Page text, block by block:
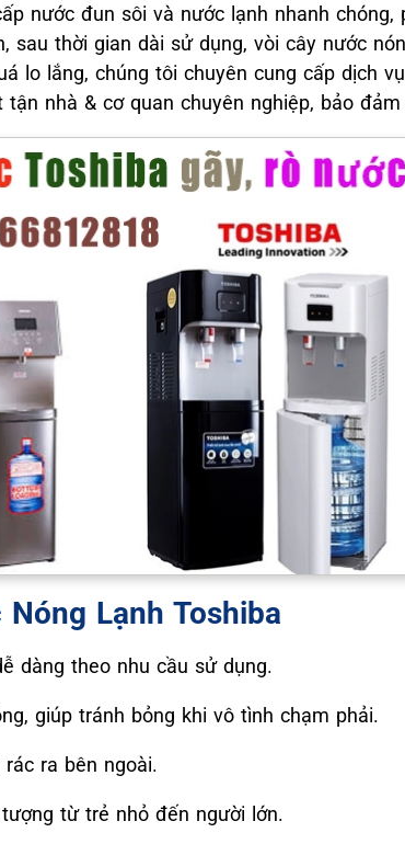
nước đun sôi và nước lạnh nhanh
sau thời gian dài sử dụng, vòi cây nước
lo lắng, chúng tôi chuyên cung cấp dịch
nhà & cơ quan chuyên nghiệp, bảo
Lạnh Toshiba
dàng theo nhu cầu sử dụng.
giúp tránh bỏng khi vô tình chạm phải.
ra bên ngoài.
từ trẻ nhỏ đến người lớn.